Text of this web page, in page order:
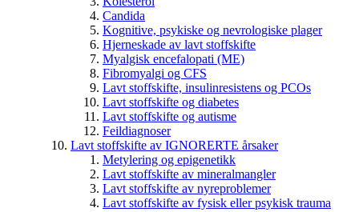
Candida
Kognitive, psykiske og nevrologiske plager
Hjerneskade av lavt stoffskifte
Myalgisk encefalopati (ME)
Fibromyalgi og CFS
Lavt stoffskifte, insulinresistens og PCOs
Lavt stoffskifte og diabetes
Lavt stoffskifte og autisme
Feildiagnoser
Lavt stoffskifte av IGNORERTE årsaker
Metylering og epigenetikk
Lavt stoffskifte av mineralmangler
Lavt stoffskifte av nyreproblemer
Lavt stoffskifte av fysisk eller psykisk trauma